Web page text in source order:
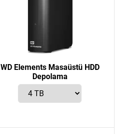
WD Elements Masaüstü HDD
Depolama